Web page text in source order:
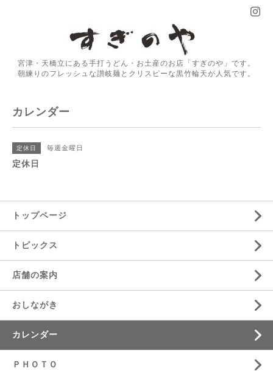
宮津・天橋立にある手打うどん・お土産のお店「すぎのや」です。
朝練りのフレッシュな讃岐麺とクリスピーな黒竹輪天が人気です。
カレンダー
定休日 毎週金曜日
定休日
トップページ
トピックス
店舗の案内
おしながき
カレンダー
ＰＨＯＴＯ